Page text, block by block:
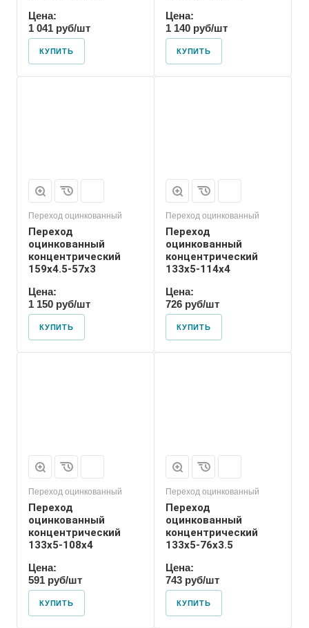
Цена:
1 041 руб/шт
КУПИТЬ
Цена:
1 140 руб/шт
КУПИТЬ
Переход оцинкованный
Переход
оцинкованный
концентрический
159х4.5-57х3
Цена:
1 150 руб/шт
КУПИТЬ
Переход оцинкованный
Переход
оцинкованный
концентрический
133х5-114х4
Цена:
726 руб/шт
КУПИТЬ
Переход оцинкованный
Переход
оцинкованный
концентрический
133х5-108х4
Цена:
591 руб/шт
КУПИТЬ
Переход оцинкованный
Переход
оцинкованный
концентрический
133х5-76х3.5
Цена:
743 руб/шт
КУПИТЬ